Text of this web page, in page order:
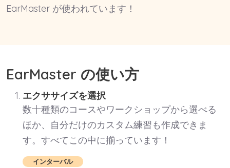
EarMaster が使われています！
EarMaster の使い方
エクササイズを選択
数十種類のコースやワークショップから選べる
ほか、自分だけのカスタム練習も作成できま
す。すべてこの中に揃っています！
インターバル